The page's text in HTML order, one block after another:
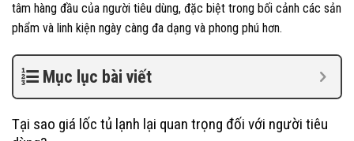
tâm hàng đầu của người tiêu dùng, đặc biệt trong bối cảnh các sản
phẩm và linh kiện ngày càng đa dạng và phong phú hơn.
Mục lục bài viết
Tại sao giá lốc tủ lạnh lại quan trọng đối với người tiêu